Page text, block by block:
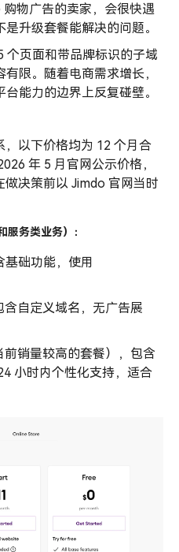
物广告的卖家，会很快遇
升级套餐能解决的问题。
个页面和带品牌标识的子域
限。随着电商需求增长，
能力的边界上反复碰壁。
以下价格均为 12 个月合
年 5 月官网公示价格，
决策前以 Jimdo 官网当时
服务类业务）：
础功能，使用
自定义域名，无广告展
销量较高的套餐），包含
小时内个性化支持，适合